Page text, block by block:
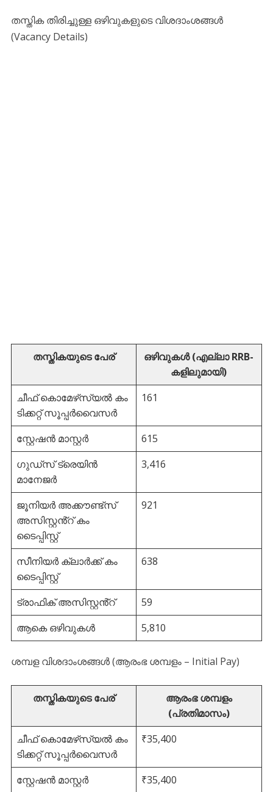
തസ്തിക തിരിച്ചുള്ള ഒഴിവുകളുടെ വിശദാംശങ്ങൾ
(Vacancy Details)
തസ്തികയുടെ പേര്
ഒഴിവുകൾ (എല്ലാ RRB-
കളിലുമായി)
ചീഫ് കൊമേഴ്‌സ്യൽ കം
ടിക്കറ്റ് സൂപ്പർവൈസർ
161
സ്റ്റേഷൻ മാസ്റ്റർ
615
ഗുഡ്‌സ് ട്രെയിൻ
മാനേജർ
3,416
ജൂനിയർ അക്കൗണ്ട്സ്
അസിസ്റ്റൻ്റ് കം
ടൈപ്പിസ്റ്റ്
921
സീനിയർ ക്ലാർക്ക് കം
ടൈപ്പിസ്റ്റ്
638
ട്രാഫിക് അസിസ്റ്റൻ്റ്
59
ആകെ ഒഴിവുകൾ
5,810
ശമ്പള വിശദാംശങ്ങൾ (ആരംഭ ശമ്പളം – Initial Pay)
തസ്തികയുടെ പേര്
ആരംഭ ശമ്പളം
(പ്രതിമാസം)
ചീഫ് കൊമേഴ്‌സ്യൽ കം
ടിക്കറ്റ് സൂപ്പർവൈസർ
₹35,400
സ്റ്റേഷൻ മാസ്റ്റർ
₹35,400